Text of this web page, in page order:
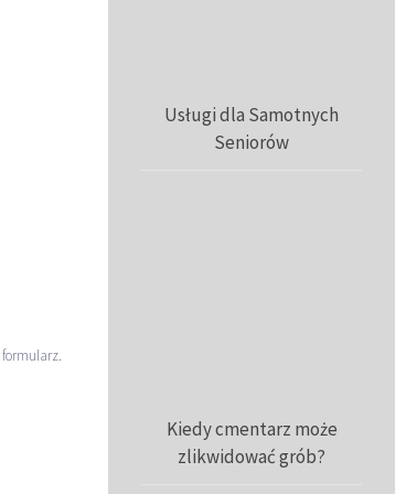
formularz.
Usługi dla Samotnych
Seniorów
Kiedy cmentarz może
zlikwidować grób?